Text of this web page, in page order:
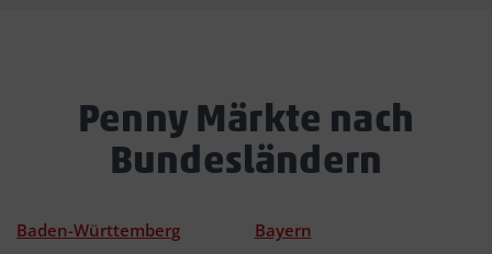
Penny Märkte nach
Bundesländern
Baden-Württemberg
Bayern